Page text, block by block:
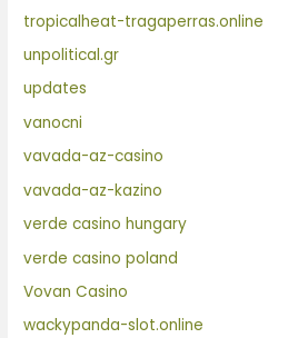
tropicalheat-tragaperras.online
unpolitical.gr
updates
vanocni
vavada-az-casino
vavada-az-kazino
verde casino hungary
verde casino poland
Vovan Casino
wackypanda-slot.online